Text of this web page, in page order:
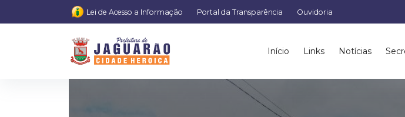
Lei de Acesso a Informação Portal da Transparência Ouvidoria
Início Links Notícias